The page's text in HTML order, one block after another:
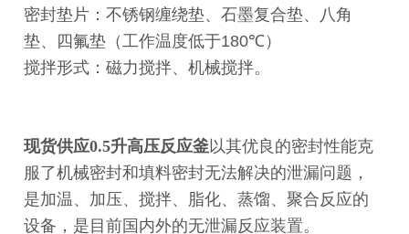
密封垫片：不锈钢缠绕垫、石墨复合垫、八角
垫、四氟垫（工作温度低于180℃）
搅拌形式：磁力搅拌、机械搅拌。
现货供应0.5升高压反应釜以其优良的密封性能克
服了机械密封和填料密封无法解决的泄漏问题，
是加温、加压、搅拌、脂化、蒸馏、聚合反应的
设备，是目前国内外的无泄漏反应装置。